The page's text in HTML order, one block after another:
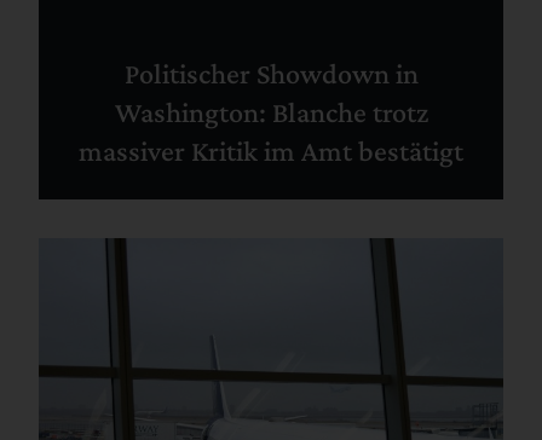
Politischer Showdown in
Washington: Blanche trotz
massiver Kritik im Amt bestätigt